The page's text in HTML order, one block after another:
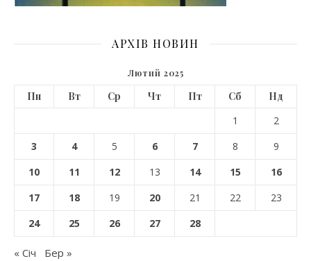
АРХІВ НОВИН
Лютий 2025
Пн Вт Ср Чт Пт Сб
Нд
1
2
3
4 5 6 7 8
9
10
11 12 13 14 15
16
17
18 19 20 21 22
23
24
25 26 27 28
« Січ Бер »